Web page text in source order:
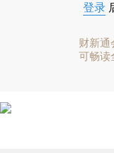
登录
财新通
可畅读